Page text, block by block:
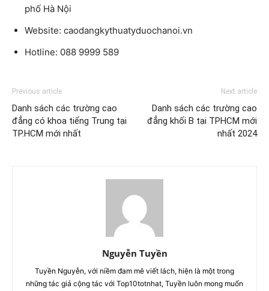
phố Hà Nội
Website: caodangkythuatyduochanoi.vn
Hotline: 088 9999 589
Previous article
Danh sách các trường cao
đẳng có khoa tiếng Trung tại
TP.HCM mới nhất
Next article
Danh sách các trường cao
đẳng khối B tại TPHCM mới
nhất 2024
Nguyễn Tuyền
Tuyền Nguyễn, với niềm đam mê viết lách, hiện là một trong
những tác giả cộng tác với Top10totnhat, Tuyền luôn mong muốn